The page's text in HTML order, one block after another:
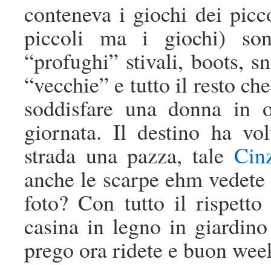
conteneva i giochi dei
piccoli ma i giochi)
“profughi” stivali, boots,
“vecchie” e tutto il resto
soddisfare una donna in
giornata. Il destino ha
strada una pazza, tale
anche le scarpe ehm
foto? Con tutto il
casina in legno in
prego ora ridete e buon